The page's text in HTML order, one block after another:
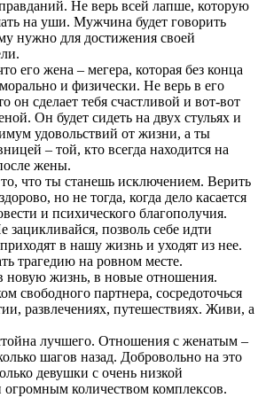
Не верь всей лапше, которую
на уши. Мужчина будет говорить
нужно для достижения своей
его жена – мегера, которая без конца
и физически. Не верь в его
он сделает тебя счастливой и вот-вот
Он будет сидеть на двух стульях и
удовольствий от жизни, а ты
– той, кто всегда находится на
жены.
что ты станешь исключением. Верить
но не тогда, когда дело касается
и психического благополучия.
позволь себе идти
в нашу жизнь и уходят из нее.
трагедию на ровном месте.
новую жизнь, в новые отношения.
свободного партнера, сосредоточься
развлечениях, путешествиях. Живи, а
лучшего. Отношения с женатым –
шагов назад. Добровольно на это
девушки с очень низкой
огромным количеством комплексов.